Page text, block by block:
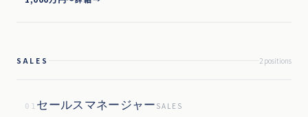
SALES 2 positions
01 セールスマネージャー SALES